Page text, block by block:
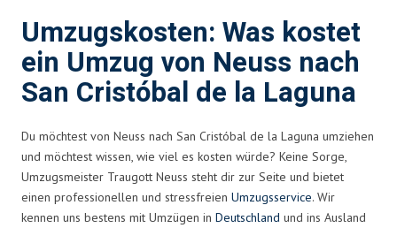
Umzugskosten: Was kostet
ein Umzug von Neuss nach
San Cristóbal de la Laguna
Du möchtest von Neuss nach San Cristóbal de la Laguna umziehen
und möchtest wissen, wie viel es kosten würde? Keine Sorge,
Umzugsmeister Traugott Neuss steht dir zur Seite und bietet
einen professionellen und stressfreien Umzugsservice. Wir
kennen uns bestens mit Umzügen in Deutschland und ins Ausland